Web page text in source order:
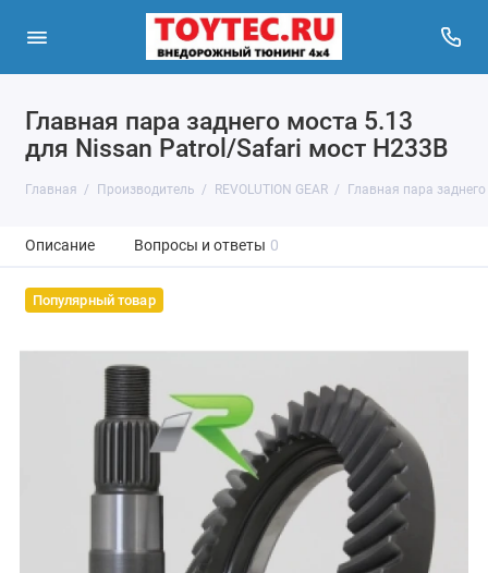
Главная пара заднего моста 5.13
для Nissan Patrol/Safari мост H233B
Главная Производитель REVOLUTION GEAR Главная пара
Описание Вопросы и ответы 0
Популярный товар